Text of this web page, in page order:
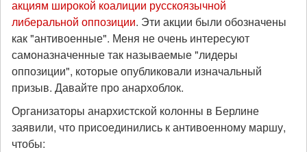
акциям широкой коалиции русскоязычной
либеральной оппозиции. Эти акции были обозначены
как "антивоенные". Меня не очень интересуют
самоназначенные так называемые "лидеры
оппозиции", которые опубликовали изначальный
призыв. Давайте про анархоблок.
Организаторы анархистской колонны в Берлине
заявили, что присоединились к антивоенному маршу,
чтобы: